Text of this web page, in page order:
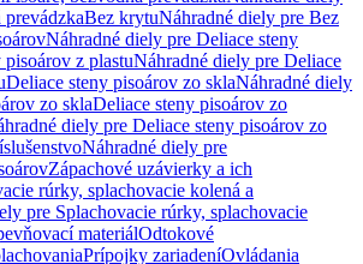
prevádzkaBez krytuNáhradné diely pre Bez
Náhradné diely pre Deliace steny
z plastuNáhradné diely pre Deliace
Deliace steny pisoárov zo sklaNáhradné diely
zo sklaDeliace steny pisoárov zo
diely pre Deliace steny pisoárov zo
Náhradné diely pre
Zápachové uzávierky a ich
rúrky, splachovacie kolená a
pre Splachovacie rúrky, splachovacie
materiálOdtokové
Prípojky zariadeníOvládania